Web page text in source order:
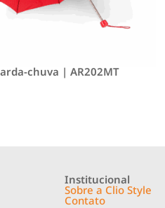
chuva | AR202MT
Institucional
Sobre a Clio Style
Contato